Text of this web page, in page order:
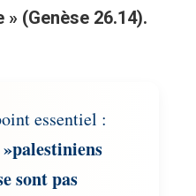
» (Genèse 26.14).
essentiel :
sont pas